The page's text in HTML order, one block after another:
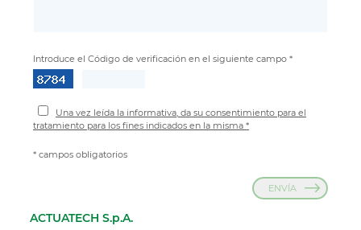
Introduce el Código de verificación en el siguiente campo *
Una vez leída la informativa, da su consentimiento para el
tratamiento para los fines indicados en la misma *
* campos obligatorios
ENVÍA
ACTUATECH S.p.A.